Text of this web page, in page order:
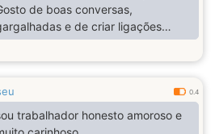
de boas conversas,
e de criar ligações
A vida é preciosa, por
tento vivê-la com positividade e
na compreensão e na
de algo real com a
certa.
0.4
trabalhador honesto amoroso e